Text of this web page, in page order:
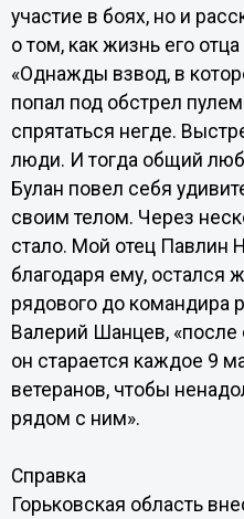
участие в боях, но и
о том, как жизнь его
«Однажды взвод, в
попал под обстрел
спрятаться негде.
люди. И тогда общий
Булан повел себя
своим телом. Через
стало. Мой отец Павлин
благодаря ему, остался
рядового до командира
Валерий Шанцев, «после
он старается каждое 9
ветеранов, чтобы
рядом с ним».
Справка
Горьковская область